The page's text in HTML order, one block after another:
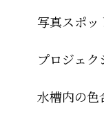
写真スポッ
プロジェ
水槽内の色